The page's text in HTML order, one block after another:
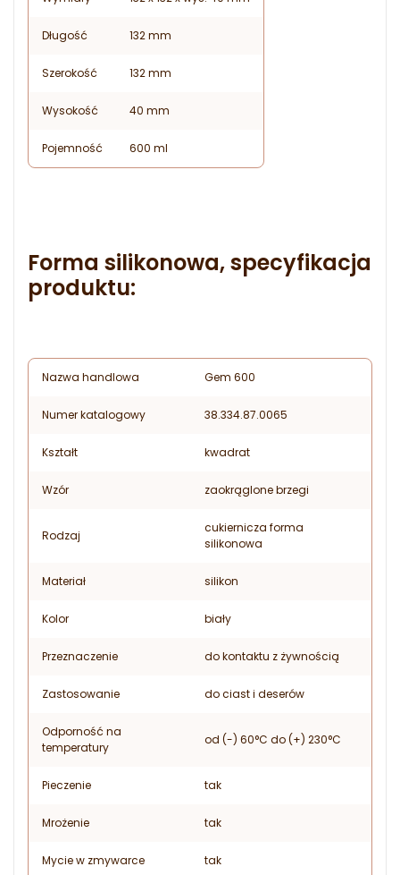
Długość 132 mm
Szerokość 132 mm
Wysokość 40 mm
Pojemność 600 ml
Forma silikonowa, specyfikacja
produktu:
Nazwa handlowa Gem 600
Numer katalogowy 38.334.87.0065
Kształt kwadrat
Wzór zaokrąglone brzegi
Rodzaj
cukiernicza forma
silikonowa
Materiał silikon
Kolor biały
Przeznaczenie do kontaktu z żywnością
Zastosowanie do ciast i deserów
Odporność na
temperatury
od (-) 60°C do (+) 230°C
Pieczenie tak
Mrożenie tak
Mycie w zmywarce tak